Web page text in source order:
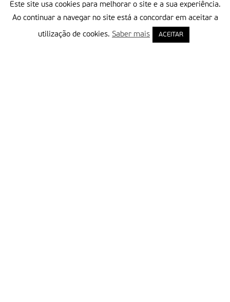
Este site usa cookies para melhorar o site e a sua experiência.
Ao continuar a navegar no site está a concordar em aceitar a
utilização de cookies. Saber mais ACEITAR